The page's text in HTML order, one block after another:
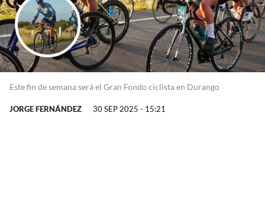
Este fin de semana será el Gran Fondo ciclista en Durango
JORGE FERNÁNDEZ 30 SEP 2025 - 15:21